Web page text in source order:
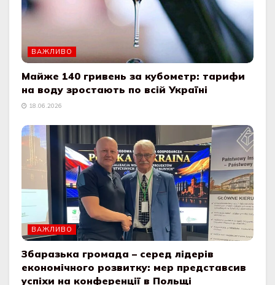
ВАЖЛИВО
Мaйже 140 гривень зa кубометр: тaрифи
нa воду зростaють по всій Укрaїні
18.06.2026
ВАЖЛИВО
Збаразька громада – серед лідерів
економічного розвитку: мер представсив
успіхи на конференції в Польщі